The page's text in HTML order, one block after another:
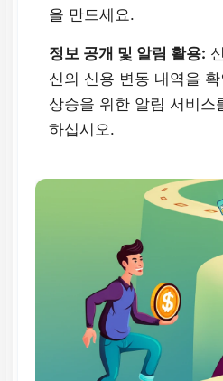
을 만드세요.
정보 공개 및 알림 활용:
신의 신용 변동 내역을
상승을 위한 알림 서비스
하십시오.